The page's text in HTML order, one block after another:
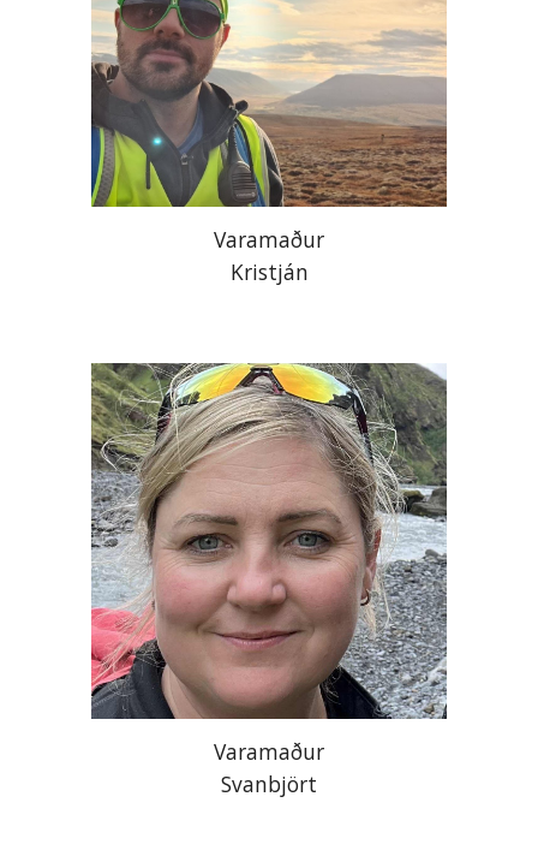
Varamaður
Kristján
Varamaður
Svanbjört